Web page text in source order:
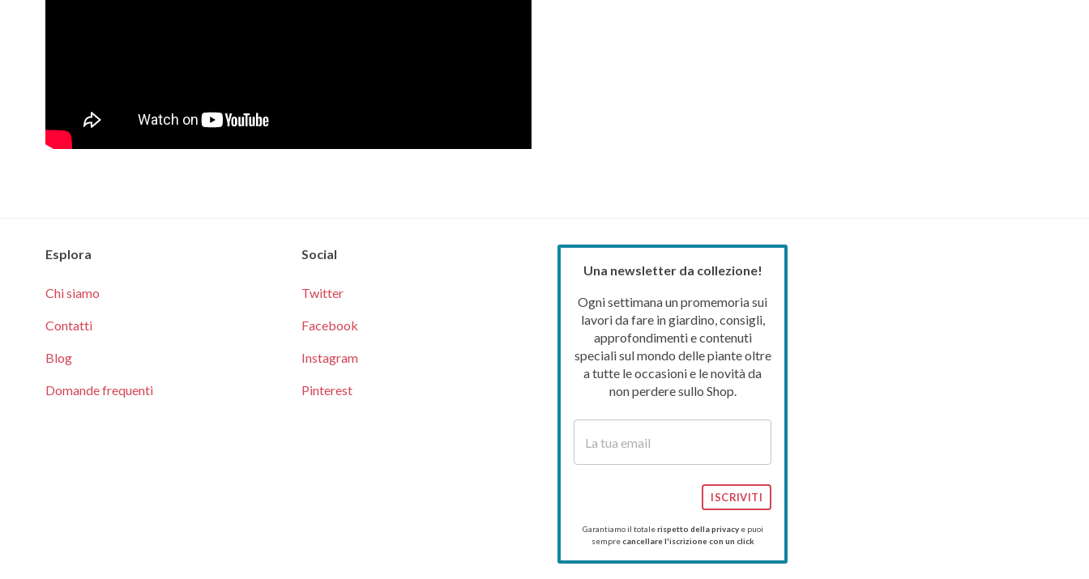
Esplora
Chi siamo
Contatti
Blog
Domande frequenti
Social
Twitter
Facebook
Instagram
Pinterest
Una newsletter da collezione!
Ogni settimana un promemoria sui
lavori da fare in giardino, consigli,
approfondimenti e contenuti
speciali sul mondo delle piante oltre
a tutte le occasioni e le novità da
non perdere sullo Shop.
ISCRIVITI
Garantiamo il totalerispetto della privacye puoi
semprecancellare l'iscrizione con un click